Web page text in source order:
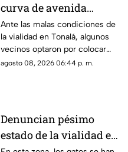
curva de avenida
Patria
Ante las malas condiciones de
la vialidad en Tonalá, algunos
vecinos optaron por colocar
una llanta como señalamiento
agosto 08, 2026 06:44 p. m.
Denuncian pésimo
estado de la vialidad en